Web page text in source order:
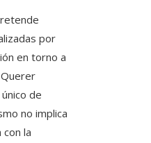
por
en torno a
de
no implica
la